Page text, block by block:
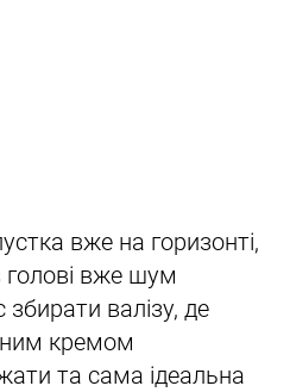
вже на горизонті,
голові вже шум
валізу, де
кремом
та сама ідеальна